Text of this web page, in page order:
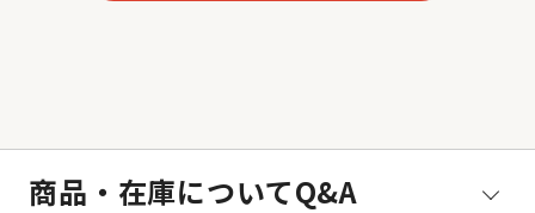
商品・在庫についてQ&A